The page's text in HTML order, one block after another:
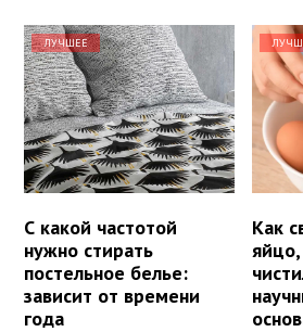
ЛУЧШЕЕ
С какой частотой
нужно стирать
постельное белье:
зависит от времени
года
Как